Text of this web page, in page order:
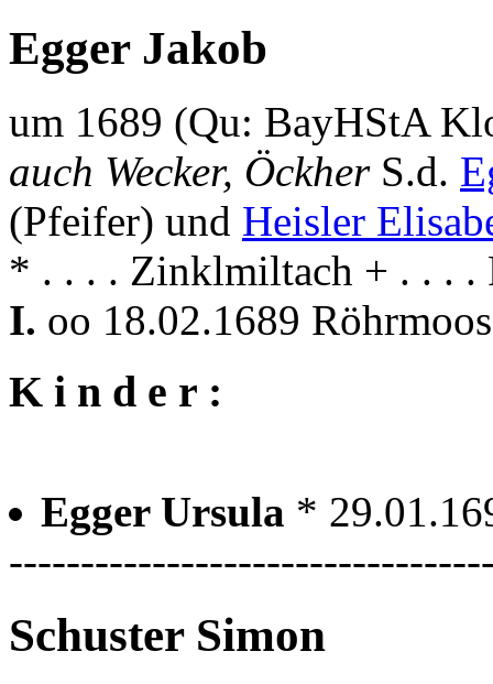
Egger Jakob
um 1689 (Qu: BayHStA
auch Wecker, Öckher S.d.
(Pfeifer) und Heisler
* . . . . Zinklmiltach + . . . .
I. oo 18.02.1689
K i n d e r :
Egger Ursula *
Schuster Simon